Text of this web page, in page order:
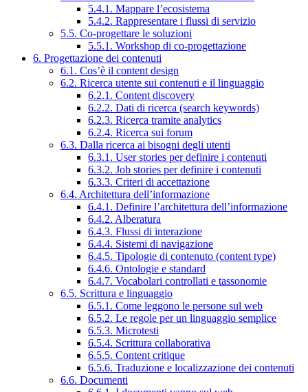
5.4.1. Mappare l’ecosistema
5.4.2. Rappresentare i flussi di servizio
5.5. Co-progettare le soluzioni
5.5.1. Workshop di co-progettazione
6. Progettazione dei contenuti
6.1. Cos’è il content design
6.2. Ricerca utente sui contenuti e il linguaggio
6.2.1. Content discovery
6.2.2. Dati di ricerca (search keywords)
6.2.3. Ricerca tramite analytics
6.2.4. Ricerca sui forum
6.3. Dalla ricerca ai bisogni degli utenti
6.3.1. User stories per definire i contenuti
6.3.2. Job stories per definire i contenuti
6.3.3. Criteri di accettazione
6.4. Architettura dell’informazione
6.4.1. Definire l’architettura dell’informazione
6.4.2. Alberatura
6.4.3. Flussi di interazione
6.4.4. Sistemi di navigazione
6.4.5. Tipologie di contenuto (content type)
6.4.6. Ontologie e standard
6.4.7. Vocabolari controllati e tassonomie
6.5. Scrittura e linguaggio
6.5.1. Come leggono le persone sul web
6.5.2. Le regole per un linguaggio semplice
6.5.3. Microtesti
6.5.4. Scrittura collaborativa
6.5.5. Content critique
6.5.6. Traduzione e localizzazione dei contenuti
6.6. Documenti